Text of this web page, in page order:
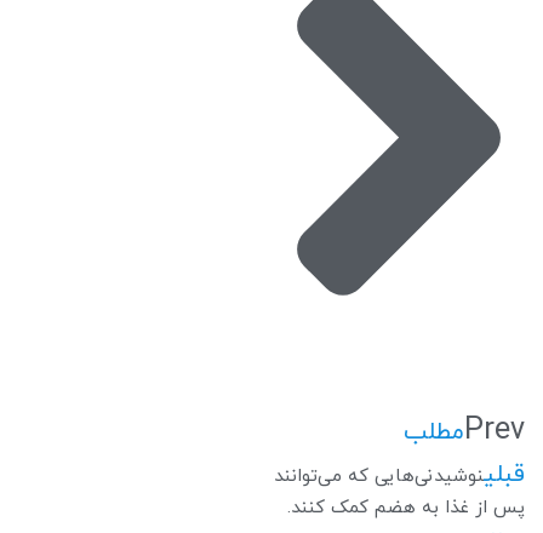
Prevمطلب
قبلینوشیدنی‌هایی که می‌توانند
پس از غذا به هضم کمک کنند.